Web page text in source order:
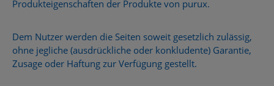
Produkteigenschaften der Produkte von purux.
Dem Nutzer werden die Seiten soweit gesetzlich zulässig,
ohne jegliche (ausdrückliche oder konkludente) Garantie,
Zusage oder Haftung zur Verfügung gestellt.